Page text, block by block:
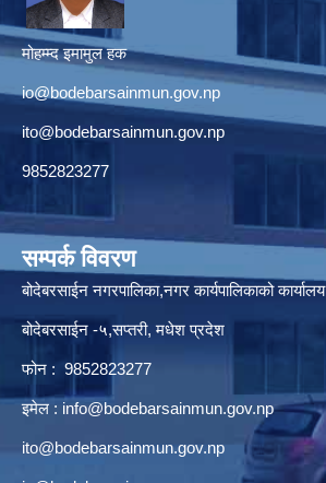
मोहम्म्द इमामुल हक
io@bodebarsainmun.gov.np
ito@bodebarsainmun.gov.np
9852823277
सम्पर्क विवरण
बोदेबरसाईन नगरपालिका,नगर कार्यपालिकाको कार्यालय
बोदेबरसाईन -५,सप्तरी, मधेश प्रदेश
फोन : 9852823277
इमेल : info@bodebarsainmun.gov.np
ito@bodebarsainmun.gov.np